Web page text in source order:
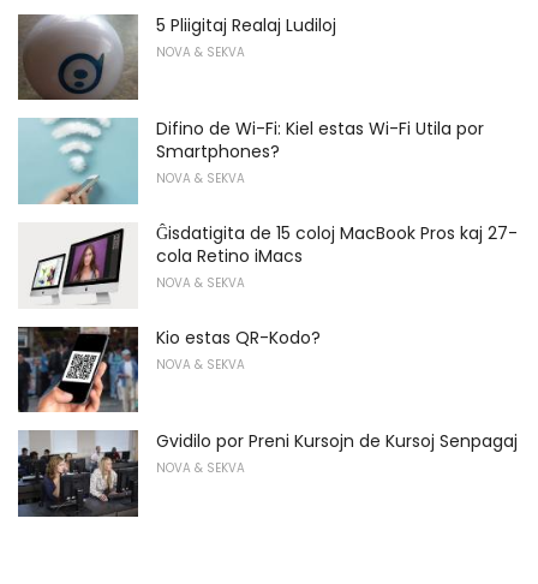
5 Pliigitaj Realaj Ludiloj
NOVA & SEKVA
Difino de Wi-Fi: Kiel estas Wi-Fi Utila por
Smartphones?
NOVA & SEKVA
Ĝisdatigita de 15 coloj MacBook Pros kaj 27-
cola Retino iMacs
NOVA & SEKVA
Kio estas QR-Kodo?
NOVA & SEKVA
Gvidilo por Preni Kursojn de Kursoj Senpagaj
NOVA & SEKVA